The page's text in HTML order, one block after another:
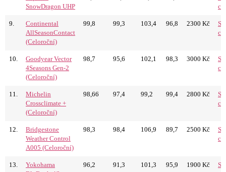
SnowDragon UHP
9.
Continental
AllSeasonContact
(Celoroční)
99,8 99,3 103,4 96,8 2300 Kč
10.
Goodyear Vector
4Seasons Gen-2
(Celoroční)
98,7 95,6 102,1 98,3 3000 Kč
11.
Michelin
Crossclimate +
(Celoroční)
98,66 97,4 99,2 99,4 2800 Kč
12.
Bridgestone
Weather Control
A005 (Celoroční)
98,3 98,4 106,9 89,7 2500 Kč
13.
Yokohama
96,2 91,3 101,3 95,9 1900 Kč